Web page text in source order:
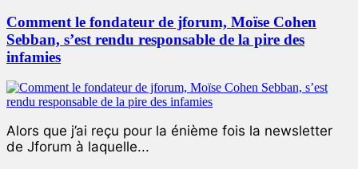
Comment le fondateur de jforum, Moïse Cohen
Sebban, s’est rendu responsable de la pire des
infamies
Alors que j’ai reçu pour la énième fois la newsletter
de Jforum à laquelle...